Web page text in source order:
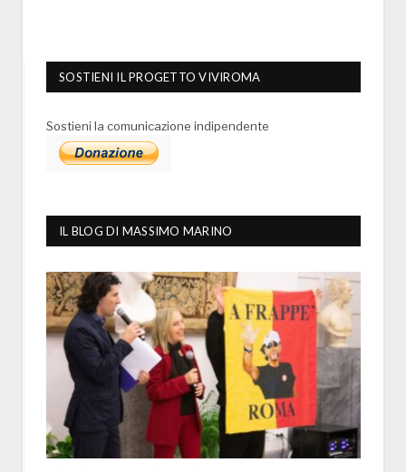
SOSTIENI IL PROGETTO VIVIROMA
Sostieni la comunicazione indipendente
IL BLOG DI MASSIMO MARINO